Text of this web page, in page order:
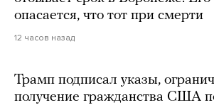
опасается, что тот при смерти
12 часов назад
Трамп подписал указы,
получение гражданства США